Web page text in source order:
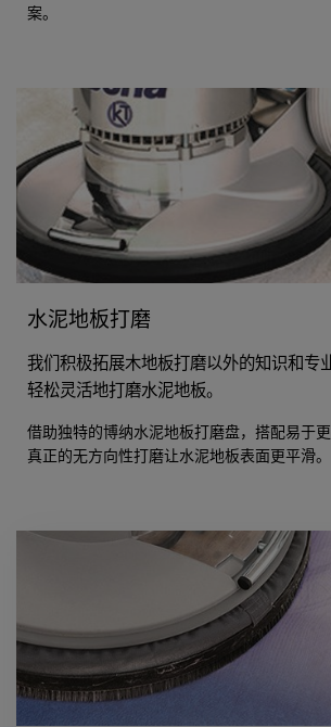
案。
水泥地板打磨
我们积极拓展木地板打磨以外的知识和专
轻松灵活地打磨水泥地板。
借助独特的博纳水泥地板打磨盘，搭配易于更
真正的无方向性打磨让水泥地板表面更平滑。